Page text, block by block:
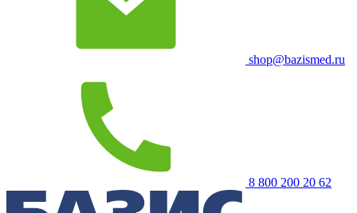
shop@bazismed.ru
8 800 200 20 62